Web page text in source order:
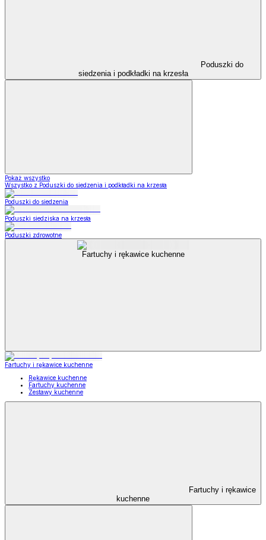
Poduszki do
siedzenia i podkładki na krzesła
Pokaż wszystko
Wszystko z Poduszki do siedzenia i podkładki na krzesła
Poduszki do siedzenia
Poduszki siedziska na krzesła
Poduszki zdrowotne
Fartuchy i rękawice kuchenne
Fartuchy i rękawice kuchenne
Rękawice kuchenne
Fartuchy kuchenne
Zestawy kuchenne
Fartuchy i rękawice
kuchenne